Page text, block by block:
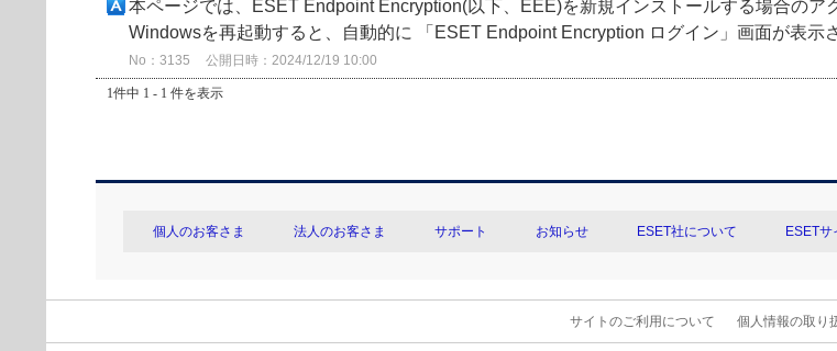
本ページでは、ESET Endpoint Encryption(以下、EEE)を新規インストールする場合の
Windowsを再起動すると、自動的に 「ESET Endpoint Encryption ログイン」画面が表示
No：3135 公開日時：2024/12/19 10:00
1件中 1 - 1 件を表示
個人のお客さま 法人のお客さま サポート お知らせ ESET社について ESET
サイトのご利用について 個人情報の取り